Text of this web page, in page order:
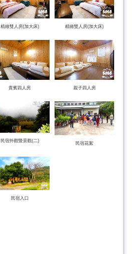
精緻雙人房(加大床)
精緻雙人房(加大床)
貴賓四人房 親子四人房
民宿外觀暨景觀(二) 民宿花絮
民宿入口